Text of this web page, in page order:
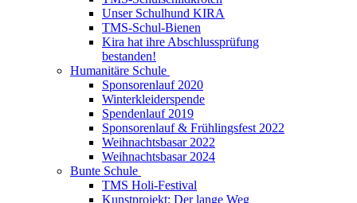
Unser Schulhund KIRA
TMS-Schul-Bienen
Kira hat ihre Abschlussprüfung
bestanden!
Humanitäre Schule
Sponsorenlauf 2020
Winterkleiderspende
Spendenlauf 2019
Sponsorenlauf & Frühlingsfest 2022
Weihnachtsbasar 2022
Weihnachtsbasar 2024
Bunte Schule
TMS Holi-Festival
Kunstprojekt: Der lange Weg